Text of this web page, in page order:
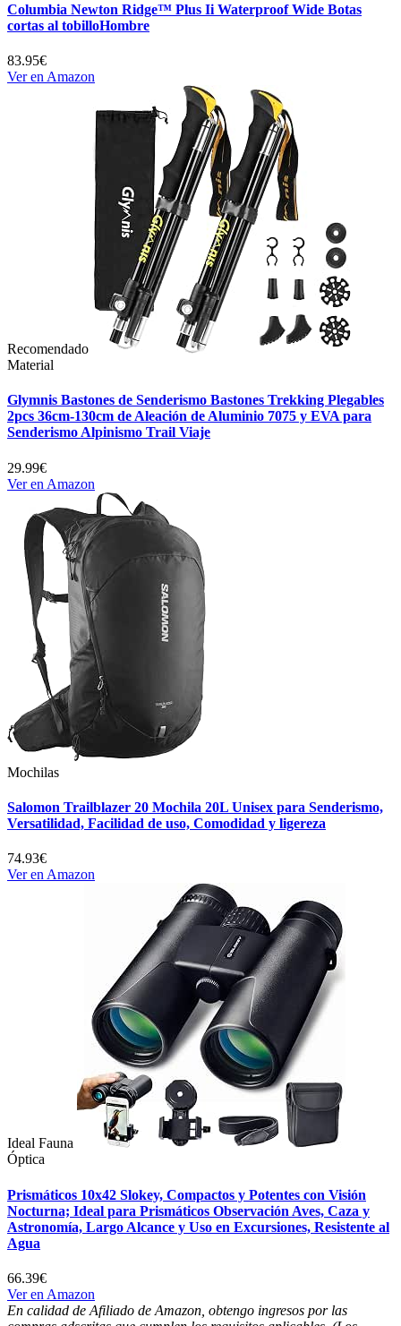
Columbia Newton Ridge™ Plus Ii Waterproof Wide Botas
cortas al tobilloHombre
83.95€
Ver en Amazon
Recomendado
Material
Glymnis Bastones de Senderismo Bastones Trekking Plegables
2pcs 36cm-130cm de Aleación de Aluminio 7075 y EVA para
Senderismo Alpinismo Trail Viaje
29.99€
Ver en Amazon
Mochilas
Salomon Trailblazer 20 Mochila 20L Unisex para Senderismo,
Versatilidad, Facilidad de uso, Comodidad y ligereza
74.93€
Ver en Amazon
Ideal Fauna
Óptica
Prismáticos 10x42 Slokey, Compactos y Potentes con Visión
Nocturna; Ideal para Prismáticos Observación Aves, Caza y
Astronomía, Largo Alcance y Uso en Excursiones, Resistente al
Agua
66.39€
Ver en Amazon
En calidad de Afiliado de Amazon, obtengo ingresos por las